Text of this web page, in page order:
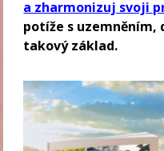
a zharmonizuj svoji
potíže s
takový základ.